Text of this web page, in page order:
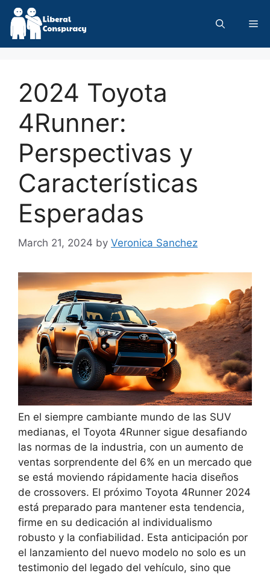
Skip
content
2024 Toyota
4Runner:
Perspectivas y
Características
Esperadas
March 21, 2024 by Veronica Sanchez
En el siempre cambiante mundo de las SUV
medianas, el Toyota 4Runner sigue desafiando
las normas de la industria, con un aumento de
ventas sorprendente del 6% en un mercado que
se está moviendo rápidamente hacia diseños
de crossovers. El próximo Toyota 4Runner 2024
está preparado para mantener esta tendencia,
firme en su dedicación al individualismo
robusto y la confiabilidad. Esta anticipación por
el lanzamiento del nuevo modelo no solo es un
testimonio del legado del vehículo, sino que